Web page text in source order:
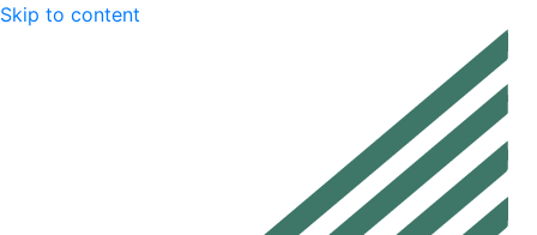
Skip to content